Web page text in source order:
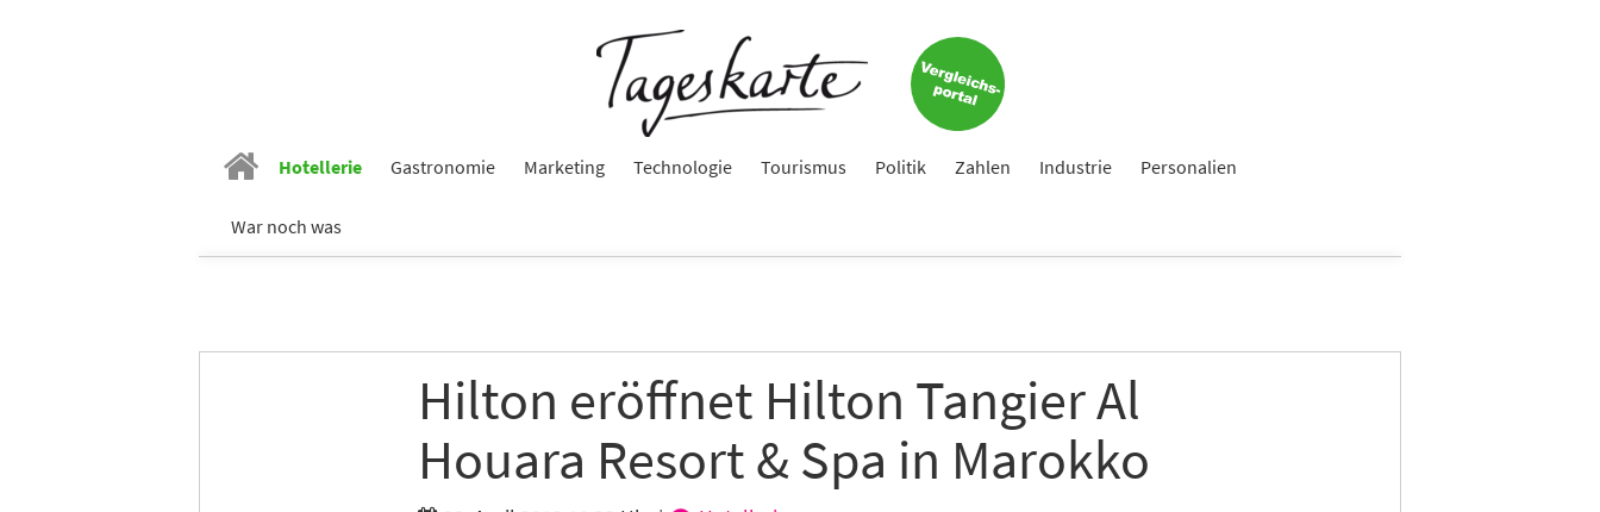
Hotellerie Gastronomie Marketing Technologie Tourismus Politik Zahlen Industrie Personalien
War noch was
Hilton eröffnet Hilton Tangier Al
Houara Resort & Spa in Marokko
Keine Nachricht mehr verpassen!
Jetzt zum Tageskarte-Newsletter anmelden.
E-Mail *
Branche